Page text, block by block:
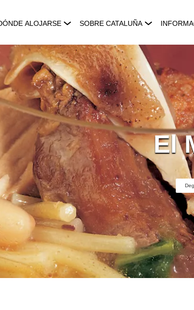
ALOJARSE SOBRE CATALUÑA
El